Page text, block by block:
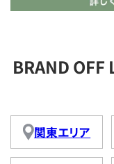
BRAND
関東エリア